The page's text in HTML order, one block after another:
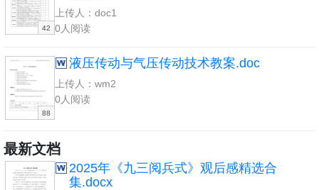
42
上传人：doc1
0人阅读
88
液压传动与气压传动技术教案.doc
上传人：wm2
0人阅读
最新文档
2025年《九三阅兵式》观后感精选合
集.docx